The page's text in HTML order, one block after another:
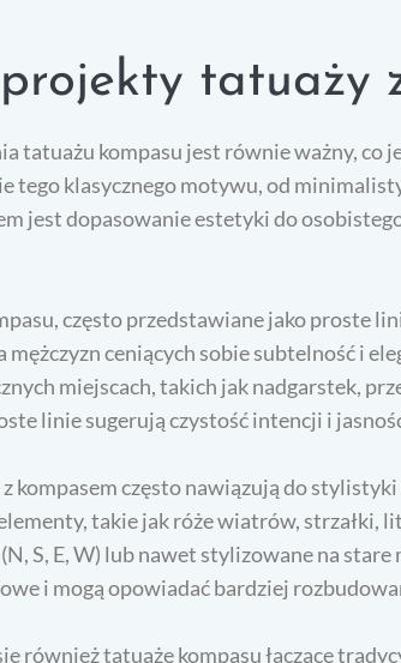
tatuaży
tatuażu kompasu jest równie ważny, co
tego klasycznego motywu, od
jest dopasowanie estetyki do
często przedstawiane jako proste
mężczyzn ceniących sobie subtelność i
miejscach, takich jak nadgarstek,
linie sugerują czystość intencji i
kompasem często nawiązują do
takie jak róże wiatrów, strzałki,
S, E, W) lub nawet stylizowane na stare
i mogą opowiadać bardziej
również tatuaże kompasu łączące